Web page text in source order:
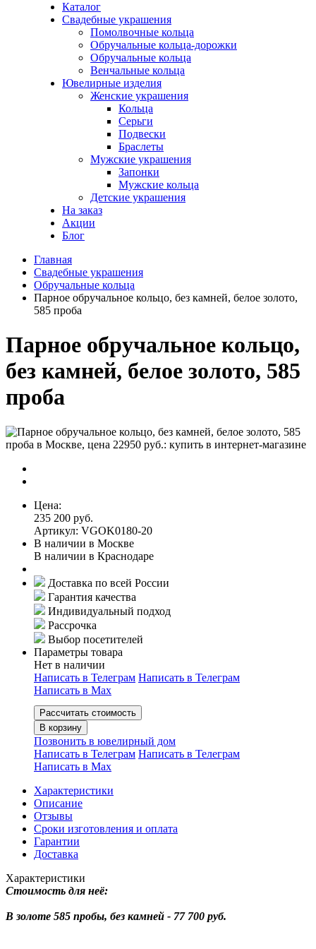
Каталог
Свадебные украшения
Помолвочные кольца
Обручальные кольца-дорожки
Обручальные кольца
Венчальные кольца
Ювелирные изделия
Женские украшения
Кольца
Серьги
Подвески
Браслеты
Мужские украшения
Запонки
Мужские кольца
Детские украшения
На заказ
Акции
Блог
Главная
Свадебные украшения
Обручальные кольца
Парное обручальное кольцо, без камней, белое золото,
585 проба
Парное обручальное кольцо,
без камней, белое золото, 585
проба
Цена:
235 200 руб.
Артикул: VGOK0180-20
В наличии в Москве
В наличии в Краснодаре
Доставка по всей России
Гарантия качества
Индивидуальный подход
Рассрочка
Выбор посетителей
Параметры товара
Нет в наличии
Написать в Телеграм Написать в Телеграм
Написать в Мах
Рассчитать стоимость
В корзину
Позвонить в ювелирный дом
Написать в Телеграм Написать в Телеграм
Написать в Мах
Характеристики
Описание
Отзывы
Сроки изготовления и оплата
Гарантии
Доставка
Характеристики
Стоимость для неё:
В золоте 585 пробы, без камней - 77 700 руб.